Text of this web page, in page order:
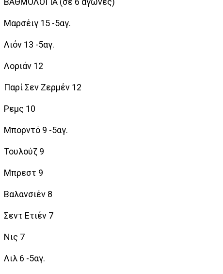
Μαρσέιγ 15 -5αγ.
Λιόν 13 -5αγ.
Λοριάν 12
Παρί Σεν Ζερμέν 12
Ρεμς 10
Μπορντό 9 -5αγ.
Τουλούζ 9
Μπρεστ 9
Βαλανσιέν 8
Σεντ Ετιέν 7
Νις 7
Λιλ 6 -5αγ.